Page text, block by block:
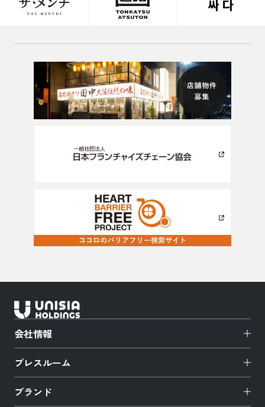
会社情報
プレスルーム
ブランド